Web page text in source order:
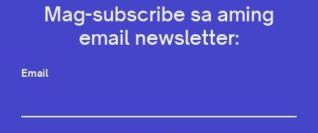
Mag-subscribe sa aming
email newsletter:
Email